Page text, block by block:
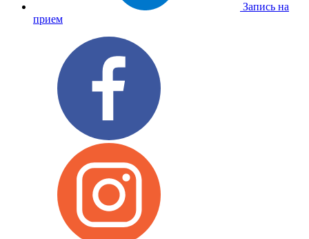
Запись на
прием